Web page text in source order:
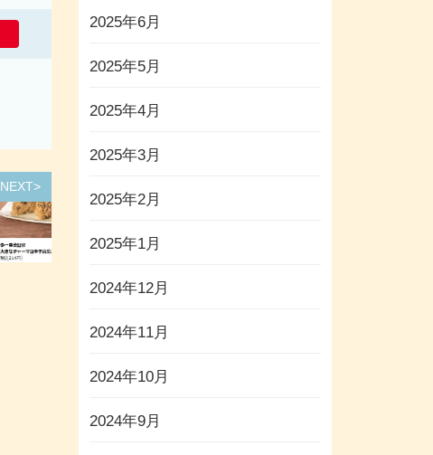
NEXT>
2025年6月
2025年5月
2025年4月
2025年3月
2025年2月
2025年1月
2024年12月
2024年11月
2024年10月
2024年9月